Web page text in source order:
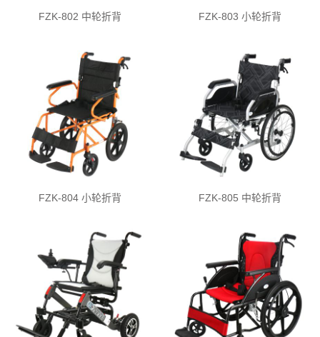
FZK-802 中轮折背 FZK-803 小轮折背
FZK-804 小轮折背 FZK-805 中轮折背